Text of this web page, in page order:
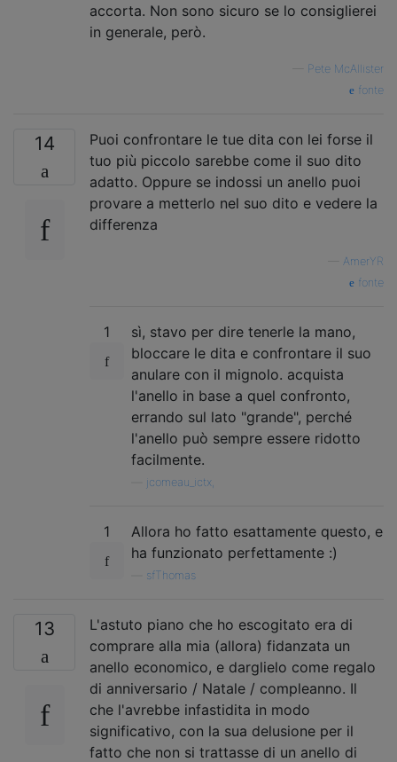
accorta. Non sono sicuro se lo consiglierei
in generale, però.
Pete McAllister
fonte
14
Puoi confrontare le tue dita con lei forse il
tuo più piccolo sarebbe come il suo dito
adatto. Oppure se indossi un anello puoi
provare a metterlo nel suo dito e vedere la
differenza
AmerYR
fonte
1
sì, stavo per dire tenerle la mano,
bloccare le dita e confrontare il suo
anulare con il mignolo. acquista
l'anello in base a quel confronto,
errando sul lato "grande", perché
l'anello può sempre essere ridotto
facilmente.
jcomeau_ictx,
1
Allora ho fatto esattamente questo, e
ha funzionato perfettamente :)
sfThomas
13
L'astuto piano che ho escogitato era di
comprare alla mia (allora) fidanzata un
anello economico, e darglielo come regalo
di anniversario / Natale / compleanno. Il
che l'avrebbe infastidita in modo
significativo, con la sua delusione per il
fatto che non si trattasse di un anello di